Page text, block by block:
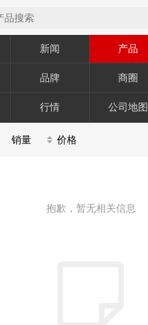
新闻 产品
品牌 商圈
行情 公司地图
销量 价格
抱歉，暂无相关信息